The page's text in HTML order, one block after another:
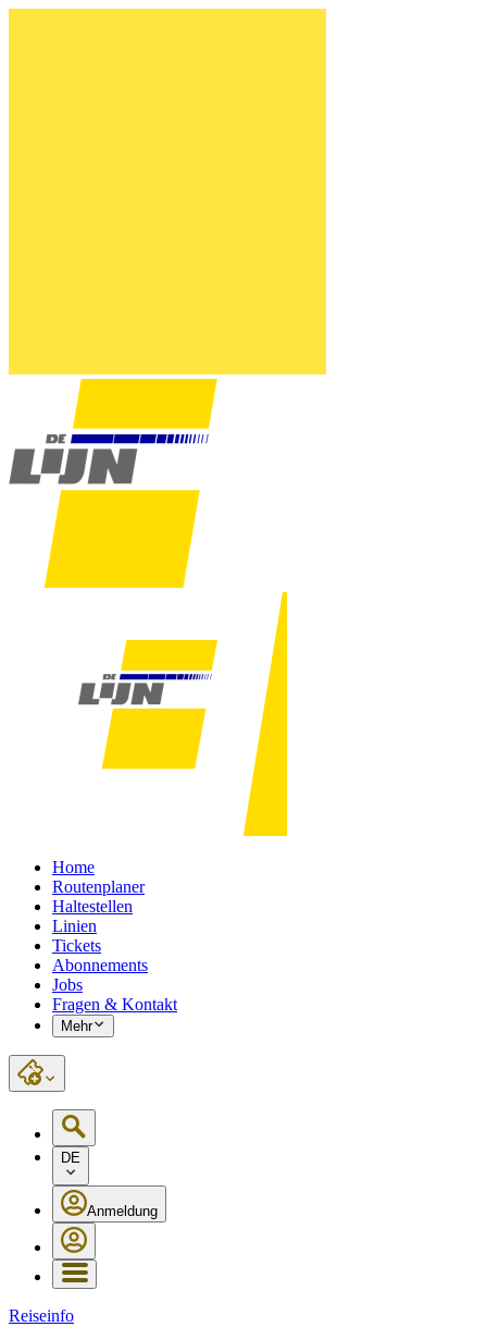
Home
Routenplaner
Haltestellen
Linien
Tickets
Abonnements
Jobs
Fragen & Kontakt
Mehr
DE
Anmeldung
Reiseinfo